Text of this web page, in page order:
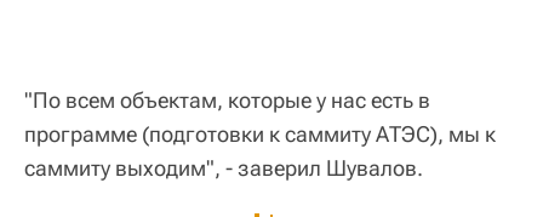
"По всем объектам, которые у нас есть в
программе (подготовки к саммиту АТЭС), мы к
саммиту выходим", - заверил Шувалов.